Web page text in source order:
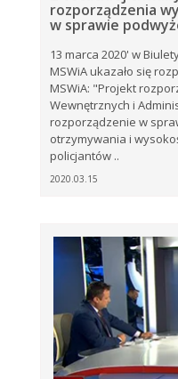
rozporządzenia
w sprawie
13 marca 2020' w
MSWiA ukazało się
MSWiA: "Projekt
Wewnętrznych i
rozporządzenie w
otrzymywania i
policjantów ..
2020.03.15